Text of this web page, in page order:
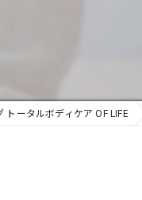
ータルボディケア OF LIFE